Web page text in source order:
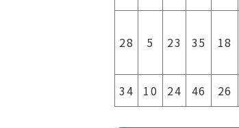
28 5 23 35 18
34
10 24 46 26